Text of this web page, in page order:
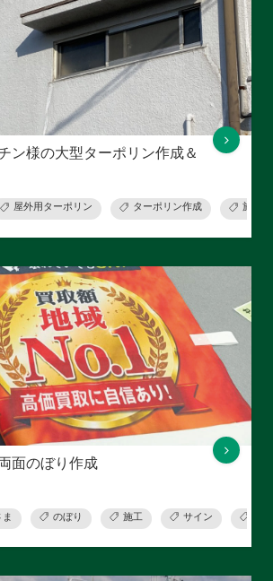
ン様の大型ターポリン作成＆
屋外用ターポリン ターポリン作成 施工
面のぼり作成
のぼり 施工 サイン